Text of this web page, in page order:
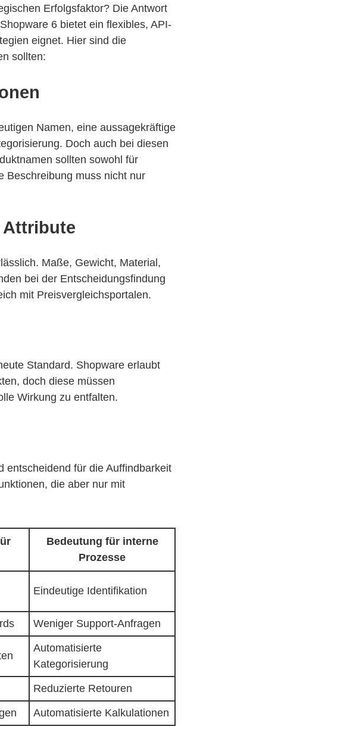
Erfolgsfaktor? Die Antwort
6 bietet ein flexibles, API-
eignet. Hier sind die
sollten:
Namen, eine aussagekräftige
Doch auch bei diesen
sollten sowohl für
Beschreibung muss nicht nur
Attribute
Maße, Gewicht, Material,
bei der Entscheidungsfindung
mit Preisvergleichsportalen.
Standard. Shopware erlaubt
doch diese müssen
Wirkung zu entfalten.
entscheidend für die Auffindbarkeit
die aber nur mit
Bedeutung für interne
Prozesse
Eindeutige Identifikation
Weniger Support-Anfragen
Automatisierte
Kategorisierung
Reduzierte Retouren
Automatisierte Kalkulationen